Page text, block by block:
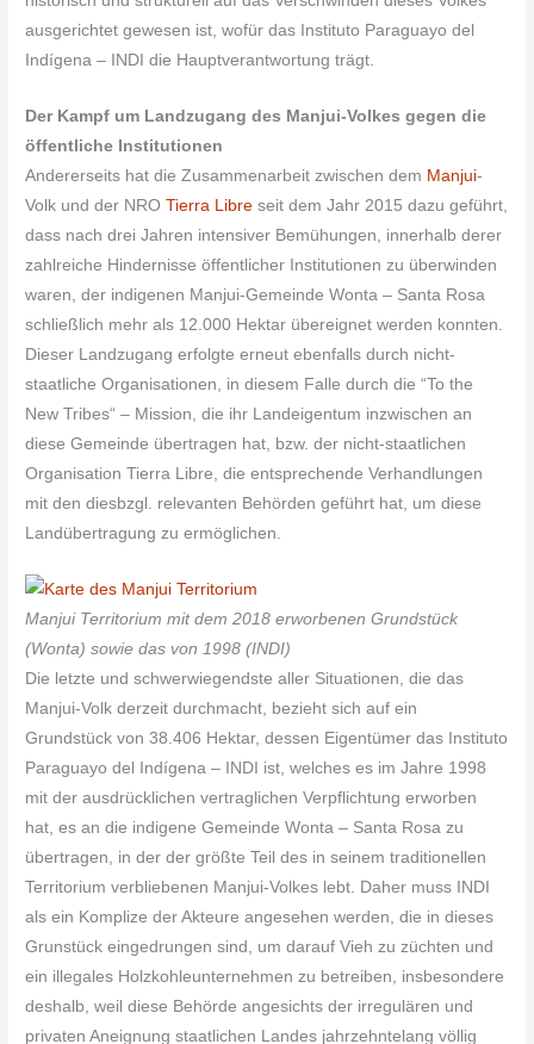
ausgerichtet gewesen ist, wofür das Instituto Paraguayo del
Indígena – INDI die Hauptverantwortung trägt.
Der Kampf um Landzugang des Manjui-Volkes gegen die
öffentliche Institutionen
Andererseits hat die Zusammenarbeit zwischen dem Manjui-
Volk und der NROTierra Libreseit dem Jahr 2015 dazu geführt,
dass nach drei Jahren intensiver Bemühungen, innerhalb derer
zahlreiche Hindernisse öffentlicher Institutionen zu überwinden
waren, der indigenen Manjui-Gemeinde Wonta – Santa Rosa
schließlich mehr als 12.000 Hektar übereignet werden konnten.
Dieser Landzugang erfolgte erneut ebenfalls durch nicht-
staatliche Organisationen, in diesem Falle durch die “To the
New Tribes“ – Mission, die ihr Landeigentum inzwischen an
diese Gemeinde übertragen hat, bzw. der nicht-staatlichen
Organisation Tierra Libre, die entsprechende Verhandlungen
mit den diesbzgl. relevanten Behörden geführt hat, um diese
Landübertragung zu ermöglichen.
Manjui Territorium mit dem 2018 erworbenen Grundstück
(Wonta) sowie das von 1998 (INDI)
Die letzte und schwerwiegendste aller Situationen, die das
Manjui-Volk derzeit durchmacht, bezieht sich auf ein
Grundstück von 38.406 Hektar, dessen Eigentümer das Instituto
Paraguayo del Indígena – INDI ist, welches es im Jahre 1998
mit der ausdrücklichen vertraglichen Verpflichtung erworben
hat, es an die indigene Gemeinde Wonta – Santa Rosa zu
übertragen, in der der größte Teil des in seinem traditionellen
Territorium verbliebenen Manjui-Volkes lebt. Daher muss INDI
als ein Komplize der Akteure angesehen werden, die in dieses
Grunstück eingedrungen sind, um darauf Vieh zu züchten und
ein illegales Holzkohleunternehmen zu betreiben, insbesondere
deshalb, weil diese Behörde angesichts der irregulären und
privaten Aneignung staatlichen Landes jahrzehntelang völlig